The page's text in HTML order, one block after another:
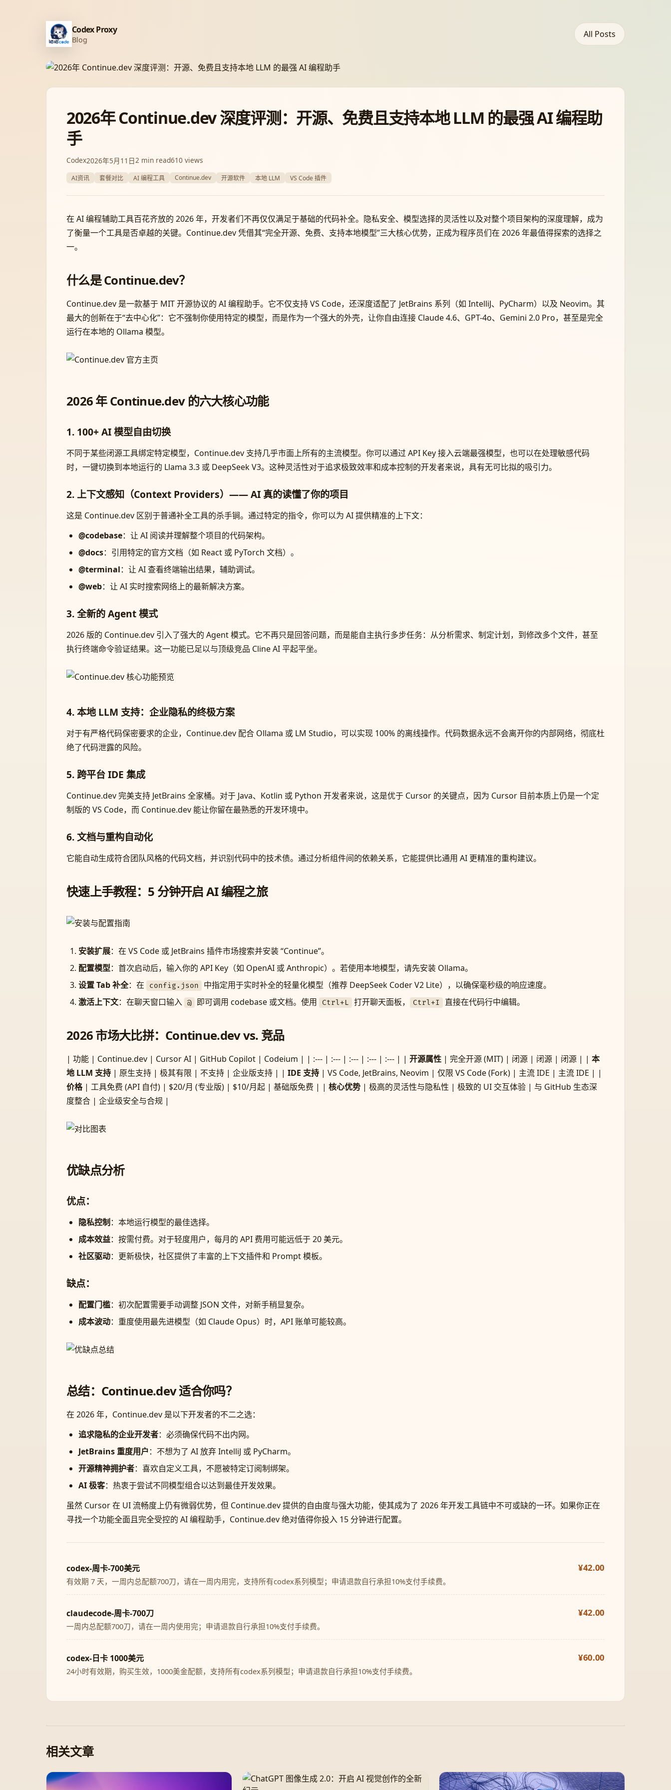
Codex Proxy
Blog All Posts
2026年 Continue.dev 深度评测：开源、免费且支持本地 LLM 的最强 AI 编程助
手
Codex2026年5月11日2 min read610 views
AI资讯 套餐对比 AI 编程工具 Continue.dev 开源软件 本地 LLM VS Code 插件
在 AI 编程辅助工具百花齐放的 2026 年，开发者们不再仅仅满足于基础的代码补全。隐私安全、模型选择的灵活性以及对整个项目架构的深度理解，成为
了衡量一个工具是否卓越的关键。Continue.dev 凭借其“完全开源、免费、支持本地模型”三大核心优势，正成为程序员们在 2026 年最值得探索的选择之
一。
什么是 Continue.dev？
Continue.dev 是一款基于 MIT 开源协议的 AI 编程助手。它不仅支持 VS Code，还深度适配了 JetBrains 系列（如 IntelliJ、PyCharm）以及 Neovim。其
最大的创新在于“去中心化”：它不强制你使用特定的模型，而是作为一个强大的外壳，让你自由连接 Claude 4.6、GPT-4o、Gemini 2.0 Pro，甚至是完全
运行在本地的 Ollama 模型。
2026 年 Continue.dev 的六大核心功能
1. 100+ AI 模型自由切换
不同于某些闭源工具绑定特定模型，Continue.dev 支持几乎市面上所有的主流模型。你可以通过 API Key 接入云端最强模型，也可以在处理敏感代码
时，一键切换到本地运行的 Llama 3.3 或 DeepSeek V3。这种灵活性对于追求极致效率和成本控制的开发者来说，具有无可比拟的吸引力。
2. 上下文感知（Context Providers）—— AI 真的读懂了你的项目
这是 Continue.dev 区别于普通补全工具的杀手锏。通过特定的指令，你可以为 AI 提供精准的上下文：
@codebase：让 AI 阅读并理解整个项目的代码架构。
@docs：引用特定的官方文档（如 React 或 PyTorch 文档）。
@terminal：让 AI 查看终端输出结果，辅助调试。
@web：让 AI 实时搜索网络上的最新解决方案。
3. 全新的 Agent 模式
2026 版的 Continue.dev 引入了强大的 Agent 模式。它不再只是回答问题，而是能自主执行多步任务：从分析需求、制定计划，到修改多个文件，甚至
执行终端命令验证结果。这一功能已足以与顶级竞品 Cline AI 平起平坐。
4. 本地 LLM 支持：企业隐私的终极方案
对于有严格代码保密要求的企业，Continue.dev 配合 Ollama 或 LM Studio，可以实现 100% 的离线操作。代码数据永远不会离开你的内部网络，彻底杜
绝了代码泄露的风险。
5. 跨平台 IDE 集成
Continue.dev 完美支持 JetBrains 全家桶。对于 Java、Kotlin 或 Python 开发者来说，这是优于 Cursor 的关键点，因为 Cursor 目前本质上仍是一个定
制版的 VS Code，而 Continue.dev 能让你留在最熟悉的开发环境中。
6. 文档与重构自动化
它能自动生成符合团队风格的代码文档，并识别代码中的技术债。通过分析组件间的依赖关系，它能提供比通用 AI 更精准的重构建议。
快速上手教程：5 分钟开启 AI 编程之旅
安装扩展：在 VS Code 或 JetBrains 插件市场搜索并安装 “Continue”。
配置模型：首次启动后，输入你的 API Key（如 OpenAI 或 Anthropic）。若使用本地模型，请先安装 Ollama。
设置 Tab 补全：在 config.json
中指定用于实时补全的轻量化模型（推荐 DeepSeek Coder V2 Lite），以确保毫秒级的响应速度。
激活上下文：在聊天窗口输入 @ 即可调用 codebase 或文档。使用 Ctrl+L 打开聊天面板， Ctrl+I 直接在代码行中编辑。
2026 市场大比拼：Continue.dev vs. 竞品
| 功能 | Continue.dev | Cursor AI | GitHub Copilot | Codeium | | :--- | :--- | :--- | :--- | :--- | | 开源属性 | 完全开源 (MIT) | 闭源 | 闭源 | 闭源 | | 本
地 LLM 支持 | 原生支持 | 极其有限 | 不支持 | 企业版支持 | | IDE 支持 | VS Code, JetBrains, Neovim | 仅限 VS Code (Fork) | 主流 IDE | 主流 IDE | |
价格| 工具免费 (API 自付) | $20/月 (专业版) | $10/月起 | 基础版免费 | | 核心优势 | 极高的灵活性与隐私性 | 极致的 UI 交互体验 | 与 GitHub 生态深
度整合 | 企业级安全与合规 |
优缺点分析
优点：
隐私控制 ：本地运行模型的最佳选择。
成本效益：按需付费。对于轻度用户，每月的 API 费用可能远低于 20 美元。
社区驱动：更新极快，社区提供了丰富的上下文插件和 Prompt 模板。
缺点：
配置门槛：初次配置需要手动调整 JSON 文件，对新手稍显复杂。
成本波动：重度使用最先进模型（如 Claude Opus）时，API 账单可能较高。
总结：Continue.dev 适合你吗？
在 2026 年，Continue.dev 是以下开发者的不二之选：
追求隐私的企业开发者：必须确保代码不出内网。
JetBrains 重度用户：不想为了 AI 放弃 IntelliJ 或 PyCharm。
开源精神拥护者：喜欢自定义工具，不愿被特定订阅制绑架。
AI 极客：热衷于尝试不同模型组合以达到最佳开发效果。
虽然 Cursor 在 UI 流畅度上仍有微弱优势，但 Continue.dev 提供的自由度与强大功能，使其成为了 2026 年开发工具链中不可或缺的一环。如果你正在
寻找一个功能全面且完全受控的 AI 编程助手，Continue.dev 绝对值得你投入 15 分钟进行配置。
codex-周卡-700美元
有效期 7 天，一周内总配额700刀，请在一周内用完，支持所有codex系列模型；申请退款自行承担10%支付手续费。
¥42.00
claudecode-周卡-700刀
一周内总配额700刀，请在一周内使用完；申请退款自行承担10%支付手续费。
¥42.00
codex-日卡 1000美元
24小时有效期，购买生效，1000美金配额，支持所有codex系列模型；申请退款自行承担10%支付手续费。
¥60.00
相关文章